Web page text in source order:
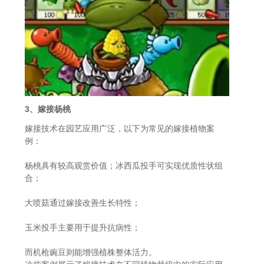
3、嫁接杨桃
嫁接技术在园艺应用广泛，以下为常见的嫁接植物案
例：
杨桃具有较高观赏价值；冰西瓜投手可实现优质性状组
合；
大喷菇通过嫁接改善生长特性；
玉米投手主要用于提升抗病性；
而机枪豌豆则能增强植株整体活力。